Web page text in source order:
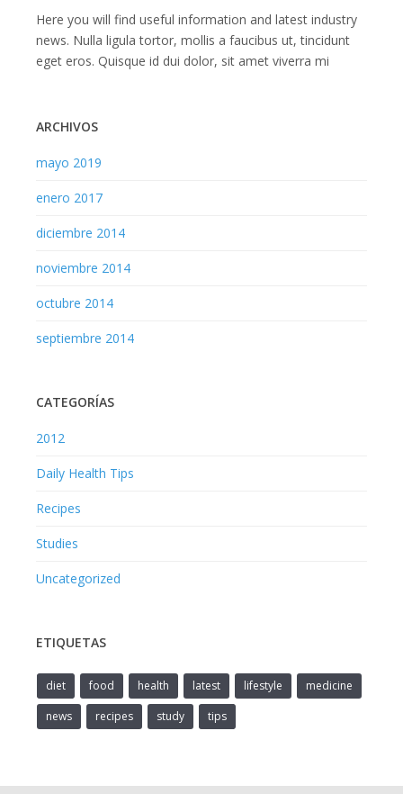
Here you will find useful information and latest industry
news. Nulla ligula tortor, mollis a faucibus ut, tincidunt
eget eros. Quisque id dui dolor, sit amet viverra mi
ARCHIVOS
mayo 2019
enero 2017
diciembre 2014
noviembre 2014
octubre 2014
septiembre 2014
CATEGORÍAS
2012
Daily Health Tips
Recipes
Studies
Uncategorized
ETIQUETAS
diet food health latest lifestyle
medicine
news
recipes study tips